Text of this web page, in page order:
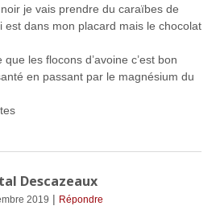
je vais prendre du caraïbes de
est dans mon placard mais le chocolat
les flocons d’avoine c’est bon
en passant par le magnésium du
Descazeaux
2019 | Répondre